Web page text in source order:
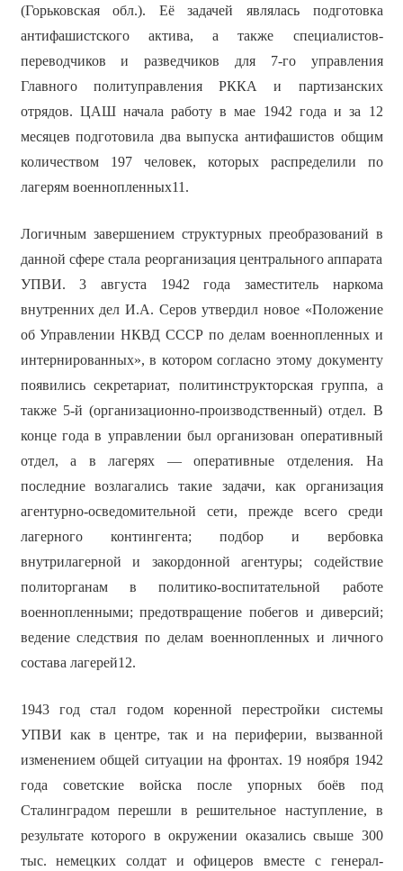
(Горьковская обл.). Её задачей являлась подготовка
антифашистского актива, а также специалистов-
переводчиков и разведчиков для 7-го управления
Главного политуправления РККА и партизанских
отрядов. ЦАШ начала работу в мае 1942 года и за 12
месяцев подготовила два выпуска антифашистов общим
количеством 197 человек, которых распределили по
лагерям военнопленных11.
Логичным завершением структурных преобразований в
данной сфере стала реорганизация центрального аппарата
УПВИ. 3 августа 1942 года заместитель наркома
внутренних дел И.А. Серов утвердил новое «Положение
об Управлении НКВД СССР по делам военнопленных и
интернированных», в котором согласно этому документу
появились секретариат, политинструкторская группа, а
также 5-й (организационно-производственный) отдел. В
конце года в управлении был организован оперативный
отдел, а в лагерях — оперативные отделения. На
последние возлагались такие задачи, как организация
агентурно-осведомительной сети, прежде всего среди
лагерного контингента; подбор и вербовка
внутрилагерной и закордонной агентуры; содействие
политорганам в политико-воспитательной работе
военнопленными; предотвращение побегов и диверсий;
ведение следствия по делам военнопленных и личного
состава лагерей12.
1943 год стал годом коренной перестройки системы
УПВИ как в центре, так и на периферии, вызванной
изменением общей ситуации на фронтах. 19 ноября 1942
года советские войска после упорных боёв под
Сталинградом перешли в решительное наступление, в
результате которого в окружении оказались свыше 300
тыс. немецких солдат и офицеров вместе с генерал-